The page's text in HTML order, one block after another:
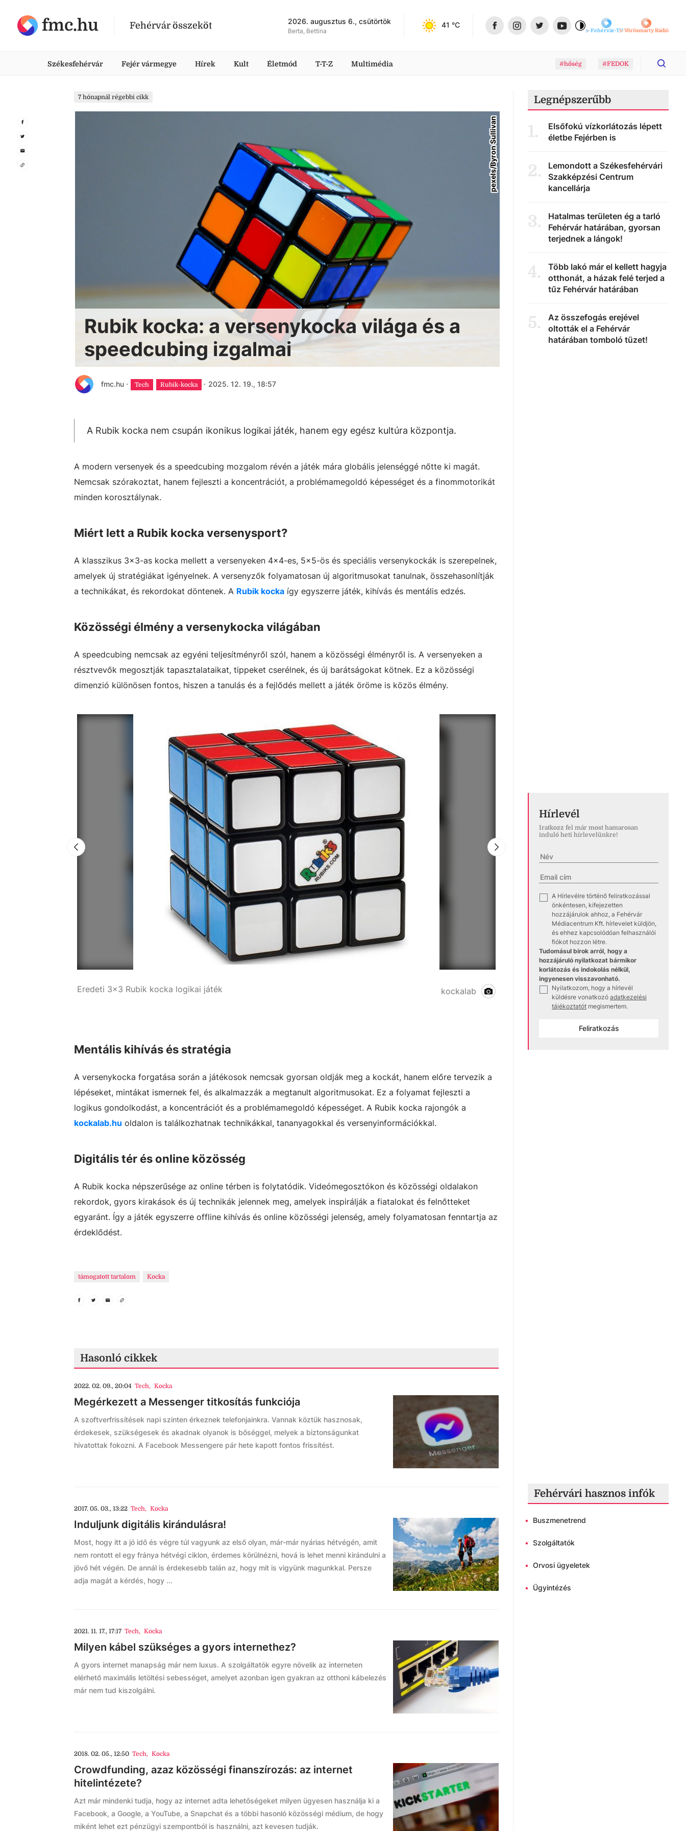
fmc.hu Fehérvár összeköt 2026. augusztus 6., csütörtök
Berta, Bettina
41 °C
Fehérvár-TVVörösmarty Rádió
Székesfehérvár Fejér vármegye Hírek Kult Életmód T-T-Z Multimédia #hőség #FEDOK
7 hónapnál régebbi cikk
pexels/Byron Sullivan
Rubik kocka: a versenykocka világa és a
speedcubing izgalmai
fmc.hu · Tech Rubik-kocka · 2025. 12. 19., 18:57
A Rubik kocka nem csupán ikonikus logikai játék, hanem egy egész kultúra központja.
A modern versenyek és a speedcubing mozgalom révén a játék mára globális jelenséggé nőtte ki magát.
Nemcsak szórakoztat, hanem fejleszti a koncentrációt, a problémamegoldó képességet és a finommotorikát
minden korosztálynak.
Miért lett a Rubik kocka versenysport?
A klasszikus 3×3-as kocka mellett a versenyeken 4×4-es, 5×5-ös és speciális versenykockák is szerepelnek,
amelyek új stratégiákat igényelnek. A versenyzők folyamatosan új algoritmusokat tanulnak, összehasonlítják
a technikákat, és rekordokat döntenek. A Rubik kocka így egyszerre játék, kihívás és mentális edzés.
Közösségi élmény a versenykocka világában
A speedcubing nemcsak az egyéni teljesítményről szól, hanem a közösségi élményről is. A versenyeken a
résztvevők megosztják tapasztalataikat, tippeket cserélnek, és új barátságokat kötnek. Ez a közösségi
dimenzió különösen fontos, hiszen a tanulás és a fejlődés mellett a játék öröme is közös élmény.
Eredeti 3x3 Rubik kocka logikai játék kockalab Rubik kocka kirakása közösségi workshop és
Mentális kihívás és stratégia
A versenykocka forgatása során a játékosok nemcsak gyorsan oldják meg a kockát, hanem előre tervezik a
lépéseket, mintákat ismernek fel, és alkalmazzák a megtanult algoritmusokat. Ez a folyamat fejleszti a
logikus gondolkodást, a koncentrációt és a problémamegoldó képességet. A Rubik kocka rajongók a
kockalab.hu oldalon is találkozhatnak technikákkal, tananyagokkal és versenyinformációkkal.
Digitális tér és online közösség
A Rubik kocka népszerűsége az online térben is folytatódik. Videómegosztókon és közösségi oldalakon
rekordok, gyors kirakások és új technikák jelennek meg, amelyek inspirálják a fiatalokat és felnőtteket
egyaránt. Így a játék egyszerre offline kihívás és online közösségi jelenség, amely folyamatosan fenntartja az
érdeklődést.
támogatott tartalom Kocka
Hasonló cikkek
2022. 02. 09., 20:04 Tech, Kocka
Megérkezett a Messenger titkosítás funkciója
A szoftverfrissítések napi szinten érkeznek telefonjainkra. Vannak köztük hasznosak,
érdekesek, szükségesek és akadnak olyanok is bőséggel, melyek a biztonságunkat
hivatottak fokozni. A Facebook Messengere pár hete kapott fontos frissítést.
2017. 05. 03., 13:22 Tech, Kocka
Induljunk digitális kirándulásra!
Most, hogy itt a jó idő és végre túl vagyunk az első olyan, már-már nyárias hétvégén, amit
nem rontott el egy fránya hétvégi ciklon, érdemes körülnézni, hová is lehet menni kirándulni a
jövő hét végén. De annál is érdekesebb talán az, hogy mit is vigyünk magunkkal. Persze
adja magát a kérdés, hogy ...
2021. 11. 17., 17:17 Tech, Kocka
Milyen kábel szükséges a gyors internethez?
A gyors internet manapság már nem luxus. A szolgáltatók egyre növelik az interneten
elérhető maximális letöltési sebességet, amelyet azonban igen gyakran az otthoni kábelezés
már nem tud kiszolgálni.
2018. 02. 05., 12:50 Tech, Kocka
Crowdfunding, azaz közösségi finanszírozás: az internet
hitelintézete?
Azt már mindenki tudja, hogy az internet adta lehetőségeket milyen ügyesen használja ki a
Facebook, a Google, a YouTube, a Snapchat és a többi hasonló közösségi médium, de hogy
miként lehet ezt pénzügyi szempontból is használni, azt kevesen tudják.
Legnépszerűbb
1.
Elsőfokú vízkorlátozás lépett
életbe Fejérben is
2.
Lemondott a Székesfehérvári
Szakképzési Centrum
kancellárja
3.
Hatalmas területen ég a tarló
Fehérvár határában, gyorsan
terjednek a lángok!
4.
Több lakó már el kellett hagyja
otthonát, a házak felé terjed a
tűz Fehérvár határában
5.
Az összefogás erejével
oltották el a Fehérvár
határában tomboló tüzet!
Hírlevél
Iratkozz fel már most hamarosan
induló heti hírlevelünkre!
A Hírlevélre történő feliratkozással
önkéntesen, kifejezetten
hozzájárulok ahhoz, a Fehérvár
Médiacentrum Kft. hírlevelet küldjön,
és ehhez kapcsolódóan felhasználói
fiókot hozzon létre.
Tudomásul bírok arról, hogy a
hozzájáruló nyilatkozat bármikor
korlátozás és indokolás nélkül,
ingyenesen visszavonható.
Nyilatkozom, hogy a hírlevél
küldésre vonatkozó adatkezelési
tájékoztatót megismertem.
Feliratkozás
Fehérvári hasznos infók
• Buszmenetrend
• Szolgáltatók
• Orvosi ügyeletek
• Ügyintézés